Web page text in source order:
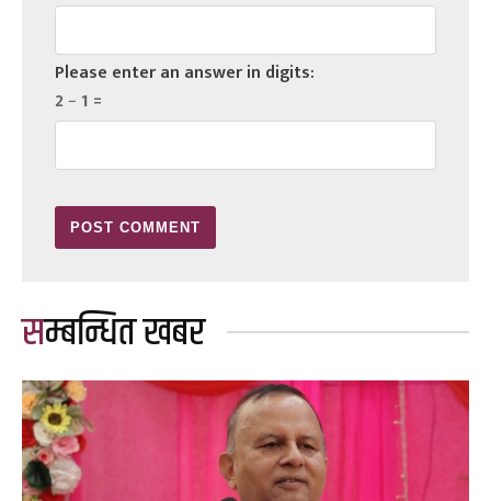
Please enter an answer in digits:
2 − 1 =
सम्बन्धित खबर